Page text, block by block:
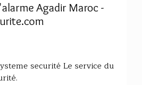
Agadir Maroc -
securité Le service du